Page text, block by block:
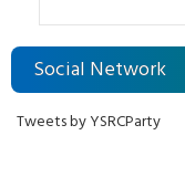
Social Network
Tweets by YSRCParty